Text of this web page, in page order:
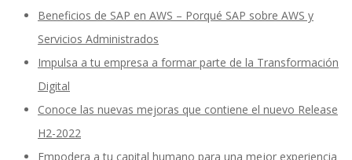
SAP Onpremise Servicios y Productos
SAP S/4 HANA Finanzas
Beneficios de SAP en AWS – Porqué SAP sobre AWS y
Servicios Administrados
Impulsa a tu empresa a formar parte de la Transformación
Digital
Conoce las nuevas mejoras que contiene el nuevo Release
H2-2022
Empodera a tu capital humano para una mejor experiencia